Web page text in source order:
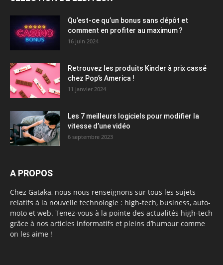
Qu’est-ce qu’un bonus sans dépôt et
comment en profiter au maximum ?
16 juin 2024
Retrouvez les produits Kinder à prix cassé
chez Pop’s America !
11 janvier 2024
Les 7 meilleurs logiciels pour modifier la
vitesse d’une vidéo
6 septembre 2023
A PROPOS
Chez Gataka, nous nous renseignons sur tous les sujets
relatifs à la nouvelle technologie : high-tech, business, auto-
moto et web. Tenez-vous à la pointe des actualités high-tech
grâce à nos articles informatifs et pleins d’humour comme
on les aime !